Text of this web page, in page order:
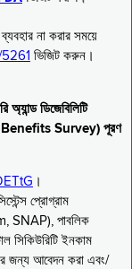
না করার সময়ে
ভিজিট করুন।
ডিজেবিলিটি
Benefits Survey) পূরণ
।
প্রোগ্রাম
পাবলিক
সিকিউরিটি ইনকাম
জন্য আবেদন করা এবং/